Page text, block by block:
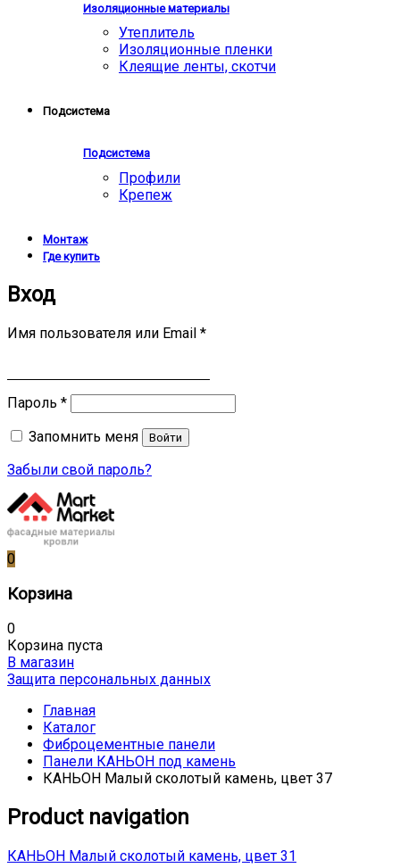
Изоляционные материалы
Утеплитель
Изоляционные пленки
Клеящие ленты, скотчи
Подсистема
Подсистема
Профили
Крепеж
Монтаж
Где купить
Вход
Имя пользователя или Email *
Пароль *
Запомнить меня
Войти
Забыли свой пароль?
0
Корзина
0
Корзина пуста
В магазин
Защита персональных данных
Главная
Каталог
Фиброцементные панели
Панели КАНЬОН под камень
КАНЬОН Малый сколотый камень, цвет 37
Product navigation
КАНЬОН Малый сколотый камень, цвет 31